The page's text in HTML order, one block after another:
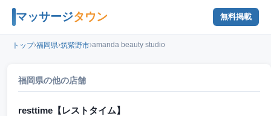
マッサージタウン 無料掲載
トップ›福岡県›筑紫野市›amanda beauty studio
福岡県の他の店舗
resttime【レストタイム】